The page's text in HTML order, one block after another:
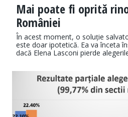
Mai poate fi oprită
României
În acest moment, o soluție
este doar ipotetică. Ea va înceta
dacă Elena Lasconi pierde